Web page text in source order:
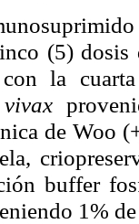
(5) dosis
con la
vivax
de Woo
buffer
1%